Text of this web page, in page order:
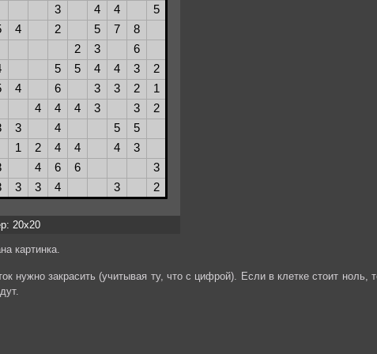
20x20
картинка.
нужно закрасить (учитывая ту, что с цифрой). Если в клетке стоит ноль,